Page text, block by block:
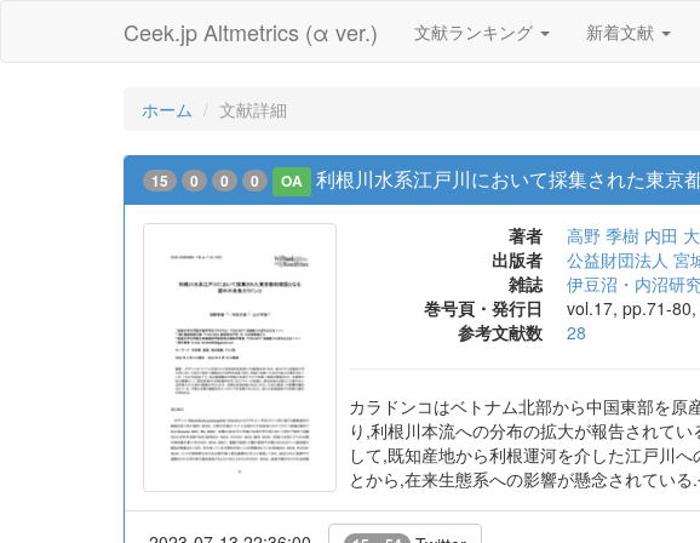
Ceek.jp Altmetrics (α ver.) 文献ランキング 新着文献
ホーム 文献詳細
15 0 0 0 OA 利根川水系江戸川において採集された東京
著者 高野 季樹 内田
出版者
公益財団法人 宮
雑誌
伊豆沼・内沼研
巻号頁・発行日
vol.17, pp.71-
参考文献数
28
カラドンコはベトナム北部から中国東部を
り,利根川本流への分布の拡大が報告されて
して,既知産地から利根運河を介した江戸川
とから,在来生態系への影響が懸念されてい